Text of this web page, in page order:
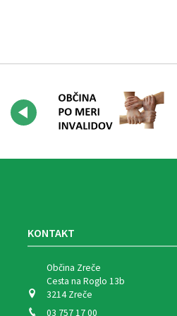
KONTAKT
Občina Zreče
Cesta na Roglo 13b
3214 Zreče
03 757 17 00